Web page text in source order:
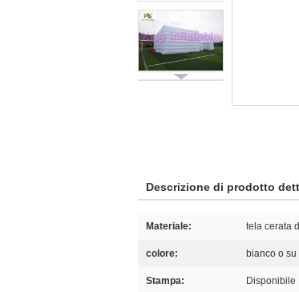
Descrizione di prodotto
Materiale: tela cerata
colore: bianco o su
Stampa: Disponibile